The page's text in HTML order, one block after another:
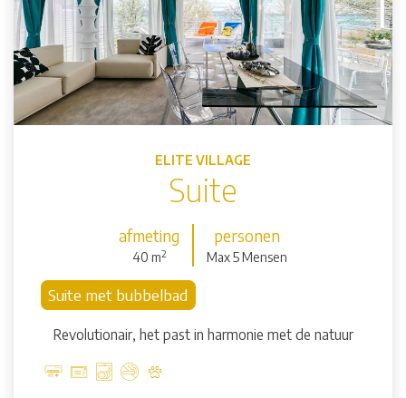
ELITE VILLAGE
Suite
afmeting
40 m2
personen
Max 5 Mensen
Suite met bubbelbad
Revolutionair, het past in harmonie met de natuur